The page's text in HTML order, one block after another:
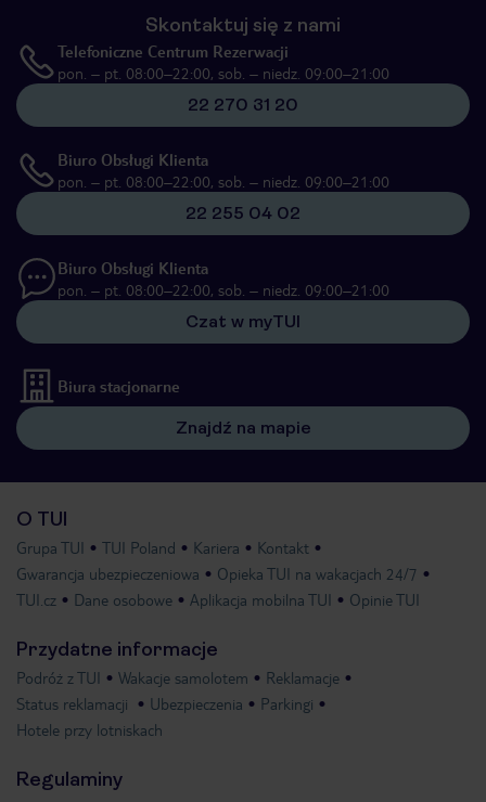
Skontaktuj się z nami
Telefoniczne Centrum Rezerwacji
pon. – pt. 08:00–22:00, sob. – niedz. 09:00–21:00
22 270 31 20
Biuro Obsługi Klienta
pon. – pt. 08:00–22:00, sob. – niedz. 09:00–21:00
22 255 04 02
Biuro Obsługi Klienta
pon. – pt. 08:00–22:00, sob. – niedz. 09:00–21:00
Czat w myTUI
Biura stacjonarne
Znajdź na mapie
O TUI
Grupa TUI TUI Poland Kariera
Kontakt
Gwarancja ubezpieczeniowa
Opieka TUI na wakacjach 24/7
TUI.cz
Dane osobowe Aplikacja mobilna TUI Opinie TUI
Przydatne informacje
Podróż z TUI Wakacje samolotem
Reklamacje
Status reklamacji
Ubezpieczenia
Parkingi
Hotele przy lotniskach
Regulaminy